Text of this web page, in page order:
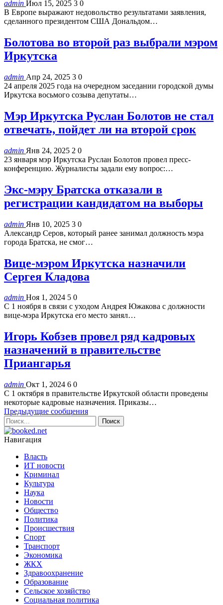
admin Июл 15, 2025 3 0
В Европе выражают недовольство результатами заявления,
сделанного президентом США Дональдом…
Болотова во второй раз выбрали мэром
Иркутска
admin Апр 24, 2025 3 0
24 апреля 2025 года на очередном заседании городской думы
Иркутска восьмого созыва депутаты…
Мэр Иркутска Руслан Болотов не стал
отвечать, пойдет ли на второй срок
admin Янв 24, 2025 2 0
23 января мэр Иркутска Руслан Болотов провел пресс-
конференцию. Журналисты задали ему вопрос:…
Экс-мэру Братска отказали в
регистрации кандидатом на выборы
admin Янв 10, 2025 3 0
Александр Серов, который ранее занимал должность мэра
города Братска, не смог…
Вице-мэром Иркутска назначили
Сергея Кладова
admin Ноя 1, 2024 5 0
С 1 ноября в связи с уходом Андрея Южакова с должности
вице-мэра Иркутска его место занял…
Игорь Кобзев провел ряд кадровых
назначений в правительстве
Приангарья
admin Окт 1, 2024 6 0
С 1 октября в правительстве Иркутской области проведены
некоторые кадровые назначения. Приказы…
Предыдущие сообщения
Навигация
Власть
ИТ новости
Криминал
Культура
Наука
Новости
Общество
Политика
Происшествия
Спорт
Транспорт
Экономика
ЖКХ
Здравоохранение
Образование
Сельское хозяйство
Социальная политика